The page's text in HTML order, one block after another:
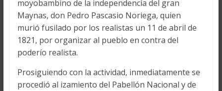
moyobambino de la independencia del gran
Maynas, don Pedro Pascasio Noriega, quien
murió fusilado por los realistas un 11 de abril de
1821, por organizar al pueblo en contra del
poderío realista.
Prosiguiendo con la actividad, inmediatamente se
procedió al izamiento del Pabellón Nacional y de